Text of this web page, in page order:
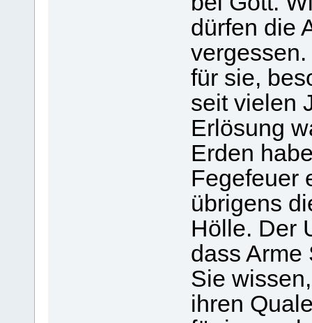
dürfen die
für sie,
seit vielen
Erlösung
Erden
Fegefeuer
übrigens
Hölle. Der
dass Arme
Sie
ihren